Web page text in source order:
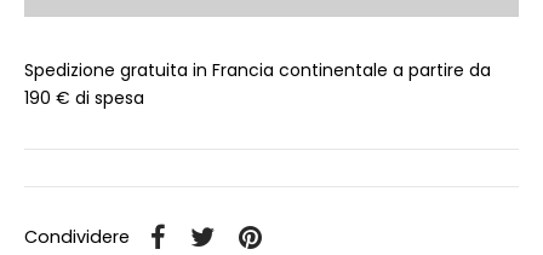
Spedizione gratuita in Francia continentale a partire da
190 € di spesa
Condividere